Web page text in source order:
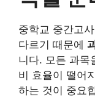
중학교 중간고
다르기 때문에
니다. 모든 과목
비 효율이 떨어
하는 것이 중요